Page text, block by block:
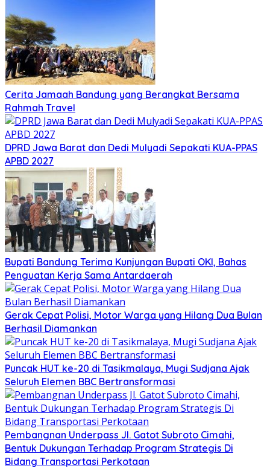
Cerita Jamaah Bandung yang Berangkat Bersama
Rahmah Travel
DPRD Jawa Barat dan Dedi Mulyadi Sepakati KUA-PPAS
APBD 2027
Bupati Bandung Terima Kunjungan Bupati OKI, Bahas
Penguatan Kerja Sama Antardaerah
Gerak Cepat Polisi, Motor Warga yang Hilang Dua Bulan
Berhasil Diamankan
Puncak HUT ke-20 di Tasikmalaya, Mugi Sudjana Ajak
Seluruh Elemen BBC Bertransformasi
Pembangnan Underpass Jl. Gatot Subroto Cimahi,
Bentuk Dukungan Terhadap Program Strategis Di
Bidang Transportasi Perkotaan